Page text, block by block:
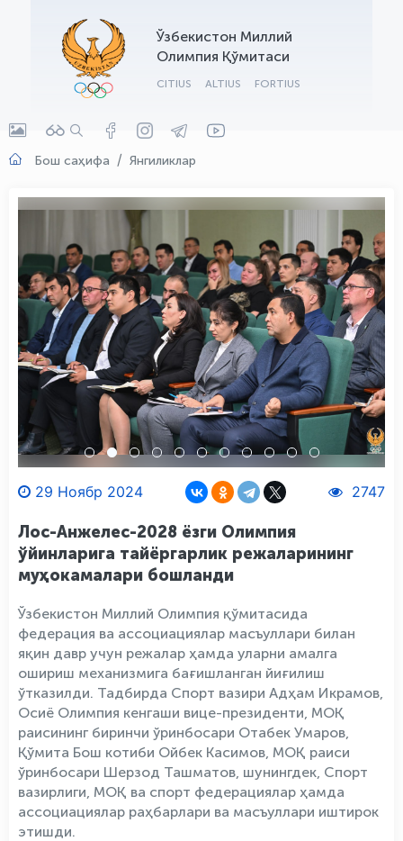
Ўзбекистон Миллий
Олимпия Қўмитаси
CITIUS ALTIUS FORTIUS
Бош саҳифа Янгиликлар
29 Ноябр 2024 2747
Лос-Анжелес-2028 ёзги Олимпия
ўйинларига тайёргарлик режаларининг
муҳокамалари бошланди
Ўзбекистон Миллий Олимпия қўмитасида
федерация ва ассоциациялар масъуллари билан
яқин давр учун режалар ҳамда уларни амалга
ошириш механизмига бағишланган йиғилиш
ўтказилди. Тадбирда Спорт вазири Адҳам Икрамов,
Осиё Олимпия кенгаши вице-президенти, МОҚ
раисининг биринчи ўринбосари Отабек Умаров,
Қўмита Бош котиби Ойбек Касимов, МОҚ раиси
ўринбосари Шерзод Ташматов, шунингдек, Спорт
вазирлиги, МОҚ ва спорт федерациялар ҳамда
ассоциациялар раҳбарлари ва масъуллари иштирок
этишди.
OLYMPCHIK AI - yordamchi
Онлайн · olympic.uz